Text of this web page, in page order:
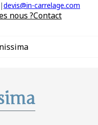
|devis@in-carrelage.com
nous ?Contact